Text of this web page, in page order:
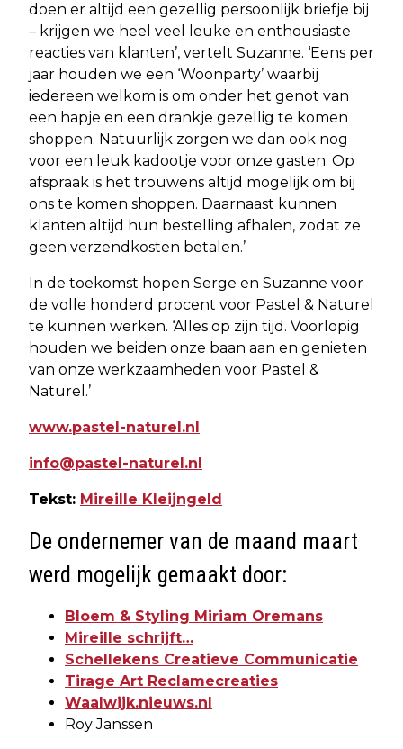
doen er altijd een gezellig persoonlijk briefje bij
– krijgen we heel veel leuke en enthousiaste
reacties van klanten’, vertelt Suzanne. ‘Eens per
jaar houden we een ‘Woonparty’ waarbij
iedereen welkom is om onder het genot van
een hapje en een drankje gezellig te komen
shoppen. Natuurlijk zorgen we dan ook nog
voor een leuk kadootje voor onze gasten. Op
afspraak is het trouwens altijd mogelijk om bij
ons te komen shoppen. Daarnaast kunnen
klanten altijd hun bestelling afhalen, zodat ze
geen verzendkosten betalen.’
In de toekomst hopen Serge en Suzanne voor
de volle honderd procent voor Pastel & Naturel
te kunnen werken. ‘Alles op zijn tijd. Voorlopig
houden we beiden onze baan aan en genieten
van onze werkzaamheden voor Pastel &
Naturel.’
www.pastel-naturel.nl
info@pastel-naturel.nl
Tekst: Mireille Kleijngeld
De ondernemer van de maand maart
werd mogelijk gemaakt door:
Bloem & Styling Miriam Oremans
Mireille schrijft…
Schellekens Creatieve Communicatie
Tirage Art Reclamecreaties
Waalwijk.nieuws.nl
Roy Janssen